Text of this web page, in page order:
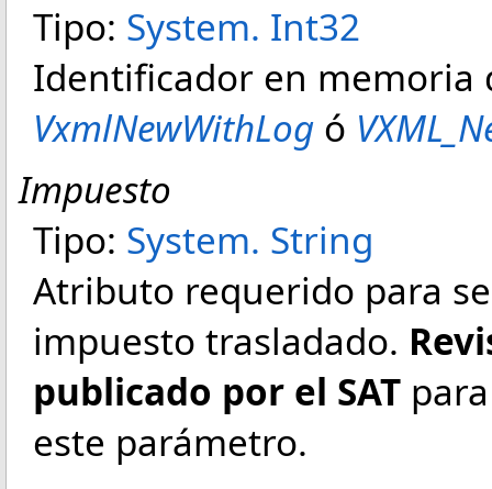
Tipo: System. Int32
Identificador en
VxmlNewWithLog ó
Impuesto
Tipo: System. String
Atributo requerido para
impuesto trasladado.
publicado por el SAT
este parámetro.